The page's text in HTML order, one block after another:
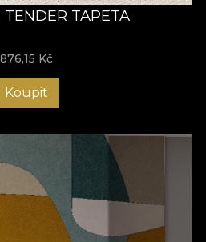
TENDER TAPETA
876,15 Kč
Koupit